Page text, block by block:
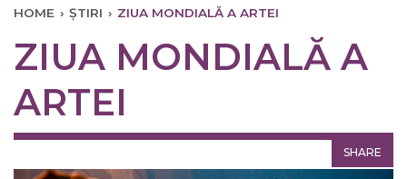
HOME › ȘTIRI › ZIUA MONDIALĂ A ARTEI
ZIUA MONDIALĂ A
ARTEI
SHARE